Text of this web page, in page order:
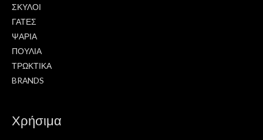
ΣΚΥΛΟΙ
ΓΑΤΕΣ
ΨΑΡΙΑ
ΠΟΥΛΙΑ
ΤΡΩΚΤΙΚΑ
BRANDS
Χρήσιμα